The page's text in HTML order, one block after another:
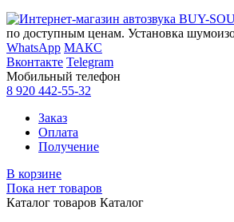
по доступным ценам. Установка
WhatsApp МАКС
Вконтакте Telegram
Мобильный телефон
8 920 442-55-32
Заказ
Оплата
Получение
В корзине
Пока нет товаров
Каталог товаров Каталог